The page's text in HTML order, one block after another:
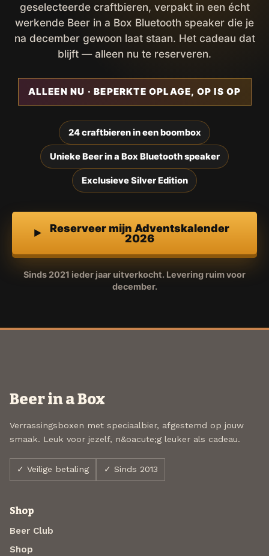
geselecteerde craftbieren, verpakt in een écht
werkende Beer in a Box Bluetooth speaker die je
na december gewoon laat staan. Het cadeau dat
blijft — alleen nu te reserveren.
ALLEEN NU · BEPERKTE OPLAGE, OP IS OP
24 craftbieren in een boombox
Unieke Beer in a Box Bluetooth speaker
Exclusieve Silver Edition
Reserveer mijn Adventskalender
2026
Sinds 2021 ieder jaar uitverkocht. Levering ruim voor
december.
Beer in a Box
Verrassingsboxen met speciaalbier, afgestemd op jouw
smaak. Leuk voor jezelf, n&oacute;g leuker als cadeau.
✓ Veilige betaling ✓ Sinds 2013
Shop
Beer Club
Shop